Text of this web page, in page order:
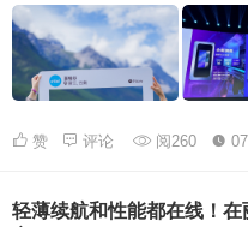
赞 评论 阅260
轻薄续航和性能都在线！